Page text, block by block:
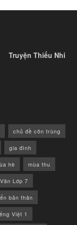
Truyện Thiếu Nhi
chủ đề côn trùng
gia đình
hè mùa thu
Lớp 7
bản thân
Việt 1